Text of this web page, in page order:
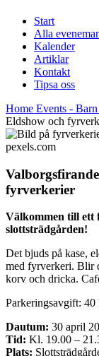
Start
Alla
Kalender
Artiklar
Kontakt
Tipsa oss
Home Events -
Eldshow och
pexels.com
fyrverkerier
Välkommen till ett
slottsträdgården!
Det bjuds på kase,
med fyrverkeri. Blir
korv och dricka.
Parkeringsavgift: 40
Dautum: 30 april
Tid: Kl. 19.00 –
Plats: